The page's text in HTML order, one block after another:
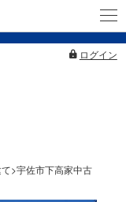
ログイン
>宇佐市下高家中古